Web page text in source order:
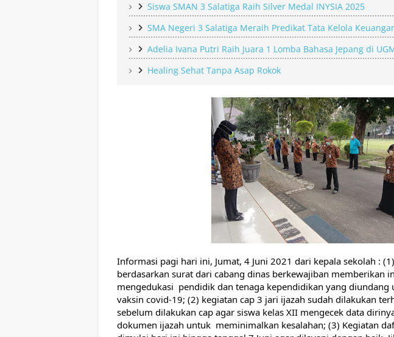
Siswa SMAN 3 Salatiga Raih Silver Medal INYSIA 2025
SMA Negeri 3 Salatiga Meraih Predikat Tata Kelola
Adelia Ivana Putri Raih Juara 1 Lomba Bahasa Jepang di
Healing Sehat Tanpa Asap Rokok
Informasi pagi hari ini, Jumat, 4 Juni 2021 dari kepala sekolah :
berdasarkan surat dari cabang dinas berkewajiban memberikan
mengedukasi  pendidik dan tenaga kependidikan yang diundang
vaksin covid-19; (2) kegiatan cap 3 jari ijazah sudah dilakukan
sebelum dilakukan cap agar siswa kelas XII mengecek data
dokumen ijazah untuk  meminimalkan kesalahan; (3) Kegiatan